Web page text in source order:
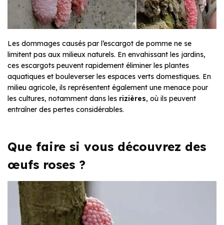
Les dommages causés par l’escargot de pomme ne se
limitent pas aux milieux naturels. En envahissant les jardins,
ces escargots peuvent rapidement éliminer les plantes
aquatiques et bouleverser les espaces verts domestiques. En
milieu agricole, ils représentent également une menace pour
les cultures, notamment dans les rizières, où ils peuvent
entraîner des pertes considérables.
Que faire si vous découvrez des
œufs roses ?